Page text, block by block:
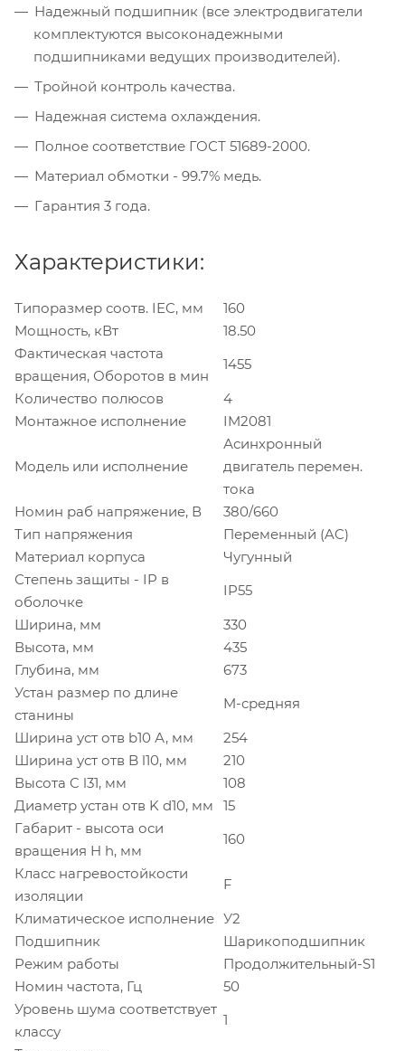
Надежный подшипник (все электродвигатели
комплектуются высоконадежными
подшипниками ведущих производителей).
Тройной контроль качества.
Надежная система охлаждения.
Полное соответствие ГОСТ 51689-2000.
Материал обмотки - 99.7% медь.
Гарантия 3 года.
Характеристики:
Типоразмер соотв. IEC, мм
160
Мощность, кВт
18.50
Фактическая частота
вращения, Оборотов в мин
1455
Количество полюсов
4
Монтажное исполнение
IM2081
Модель или исполнение
Асинхронный
двигатель перемен.
тока
Номин раб напряжение, В
380/660
Тип напряжения
Переменный (AC)
Материал корпуса
Чугунный
Степень защиты - IP в
оболочке
IP55
Ширина, мм
330
Высота, мм
435
Глубина, мм
673
Устан размер по длине
станины
M-средняя
Ширина уст отв b10 А, мм
254
Ширина уст отв B l10, мм
210
Высота C l31, мм
108
Диаметр устан отв K d10, мм
15
Габарит - высота оси
вращения H h, мм
160
Класс нагревостойкости
изоляции
F
Климатическое исполнение У2
Подшипник
Шарикоподшипник
Режим работы
Продолжительный-S1
Номин частота, Гц
50
Уровень шума соответствует
классу
1